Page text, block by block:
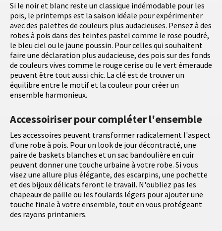
Si le noir et blanc reste un classique indémodable pour les
pois, le printemps est la saison idéale pour expérimenter
avec des palettes de couleurs plus audacieuses. Pensez à des
robes à pois dans des teintes pastel comme le rose poudré,
le bleu ciel ou le jaune poussin. Pour celles qui souhaitent
faire une déclaration plus audacieuse, des pois sur des fonds
de couleurs vives comme le rouge cerise ou le vert émeraude
peuvent être tout aussi chic. La clé est de trouver un
équilibre entre le motif et la couleur pour créer un
ensemble harmonieux.
Accessoiriser pour compléter l'ensemble
Les accessoires peuvent transformer radicalement l'aspect
d'une robe à pois. Pour un look de jour décontracté, une
paire de baskets blanches et un sac bandoulière en cuir
peuvent donner une touche urbaine à votre robe. Si vous
visez une allure plus élégante, des escarpins, une pochette
et des bijoux délicats feront le travail. N'oubliez pas les
chapeaux de paille ou les foulards légers pour ajouter une
touche finale à votre ensemble, tout en vous protégeant
des rayons printaniers.